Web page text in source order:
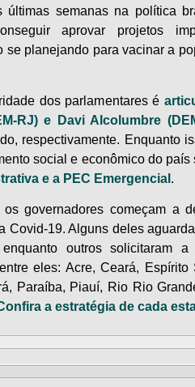
últimas semanas na política
aprovar projetos
se planejando para vacinar a
dos parlamentares é
RJ) e Davi Alcolumbre
respectivamente. Enquanto
social e econômico do país
e a PEC Emergencial .
governadores começam a
Covid-19. Alguns deles
outros solicitaram a
eles: Acre, Ceará,
Paraíba, Piauí, Rio Rio
a estratégia de cada